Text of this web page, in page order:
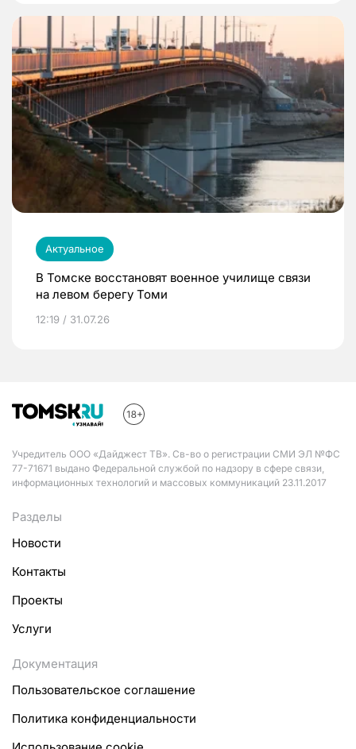
Актуальное
В Томске восстановят военное училище связи
на левом берегу Томи
12:19 / 31.07.26
Учредитель ООО «Дайджест ТВ». Св-во о регистрации СМИ ЭЛ №ФС
77-71671 выдано Федеральной службой по надзору в сфере связи,
информационных технологий и массовых коммуникаций 23.11.2017
Разделы
Новости
Контакты
Проекты
Услуги
Документация
Пользовательское соглашение
Политика конфиденциальности